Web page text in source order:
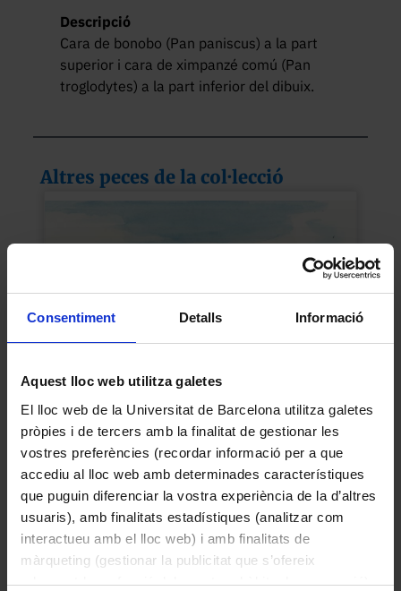
Consentiment Detalls Informació
Aquest lloc web utilitza galetes
El lloc web de la Universitat de Barcelona utilitza galetes
pròpies i de tercers amb la finalitat de gestionar les
vostres preferències (recordar informació per a que
accediu al lloc web amb determinades característiques
que puguin diferenciar la vostra experiència de la d’altres
usuaris), amb finalitats estadístiques (analitzar com
interactueu amb el lloc web) i amb finalitats de
màrqueting (gestionar la publicitat que s’ofereix
adequant-la en funció dels vostres hàbits de navegació).
Descripció
Cara de bonobo (Pan paniscus) a la part
superior i cara de ximpanzé comú (Pan
troglodytes) a la part inferior del dibuix.
Altres peces de la col·lecció
Santa Orosia des de casa
Jordi Sabater Pi
1992